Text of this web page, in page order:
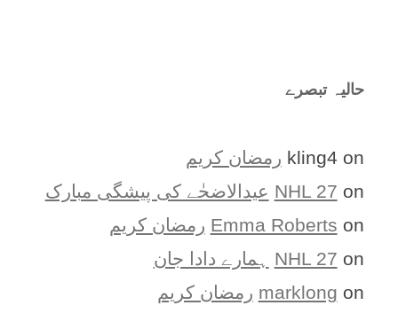
حالیہ تبصرے
kling4 on
رمضان کریم
NHL 27 on
عیدالاضحٰے کی پیشگی مبارک
Emma Roberts on
رمضان کریم
NHL 27 on
ہمارے دادا جان
marklong on رمضان کریم